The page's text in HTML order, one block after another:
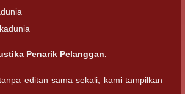
Penarik Pelanggan.
editan sama sekali, kami tampilkan